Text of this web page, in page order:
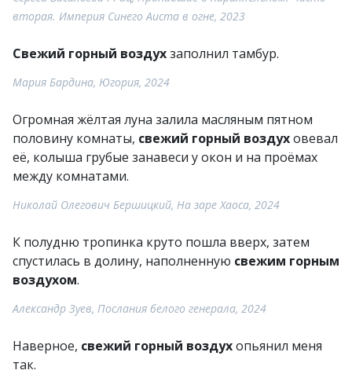
вторая. Империя Синего Аиста в огне, 2023
Свежий горный воздухзаполнил тамбур.
Мария Бардина, Югория, 2024
Огромная жёлтая луна залила масляным пятном
половину комнаты, свежий горный воздуховевал
её, колыша грубые занавеси у окон и на проёмах
между комнатами.
Николай Олегович Бершицкий, На заре Хаоса, 2024
К полудню тропинка круто пошла вверх, затем
спустилась в долину, наполненную свежим горным
воздухом.
Александр Зуев, Послания белого генерала, 2024
Наверное, свежий горный воздухопьянил меня
так.